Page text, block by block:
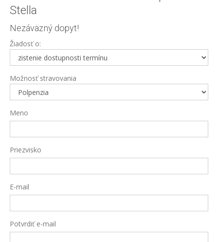
Stella
Nezáväzný dopyt!
Žiadosť o:
Možnosť stravovania
Meno
Priezvisko
E-mail
Potvrdiť e-mail